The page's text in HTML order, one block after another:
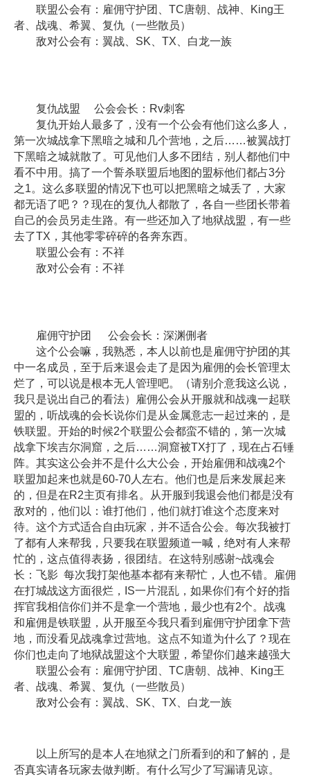
联盟公会有：雇佣守护团、TC唐朝、战神、King王
者、战魂、希翼、复仇（一些散员）
敌对公会有：翼战、SK、TX、白龙一族
复仇战盟 公会会长：Rv刺客
复仇开始人最多了，没有一个公会有他们这么多人，
第一次城战拿下黑暗之城和几个营地，之后……被翼战打
下黑暗之城就散了。可见他们人多不团结，别人都他们中
看不中用。搞了一个誓杀联盟后地图的盟标他们都占3分
之1。这么多联盟的情况下也可以把黑暗之城丢了，大家
都无语了吧？？现在的复仇人都散了，各自一些团长带着
自己的会员另走生路。有一些还加入了地狱战盟，有一些
去了TX，其他零零碎碎的各奔东西。
联盟公会有：不祥
敌对公会有：不祥
雇佣守护团 公会会长：深渊侀者
这个公会嘛，我熟悉，本人以前也是雇佣守护团的其
中一名成员，至于后来退会走了是因为雇佣的会长管理太
烂了，可以说是根本无人管理吧。（请别介意我这么说，
我只是说出自己的看法）雇佣公会从开服就和战魂一起联
盟的，听战魂的会长说你们是从金属意志一起过来的，是
铁联盟。开始的时候2个联盟公会都蛮不错的，第一次城
战拿下埃吉尔洞窟，之后……洞窟被TX打了，现在占石锤
阵。其实这公会并不是什么大公会，开始雇佣和战魂2个
联盟加起来也就是60-70人左右。他们也是后来发展起来
的，但是在R2主页有排名。从开服到我退会他们都是没有
敌对的，他们以：谁打他们，他们就打谁这个态度来对
待。这个方式适合自由玩家，并不适合公会。每次我被打
了都有人来帮我，只要我在联盟频道一喊，绝对有人来帮
忙的，这点值得表扬，很团结。在这特别感谢~战魂会
长：飞影 每次我打架他基本都有来帮忙，人也不错。雇佣
在打城战这方面很烂，IS一片混乱，如果你们有个好的指
挥官我相信你们并不是拿一个营地，最少也有2个。战魂
和雇佣是铁联盟，从开服至今我只看到雇佣守护团拿下营
地，而没看见战魂拿过营地。这点不知道为什么了？现在
你们也走向了地狱战盟这个大联盟，希望你们越来越强大
联盟公会有：雇佣守护团、TC唐朝、战神、King王
者、战魂、希翼、复仇（一些散员）
敌对公会有：翼战、SK、TX、白龙一族
以上所写的是本人在地狱之门所看到的和了解的，是
否真实请各玩家去做判断。有什么写少了写漏请见谅。